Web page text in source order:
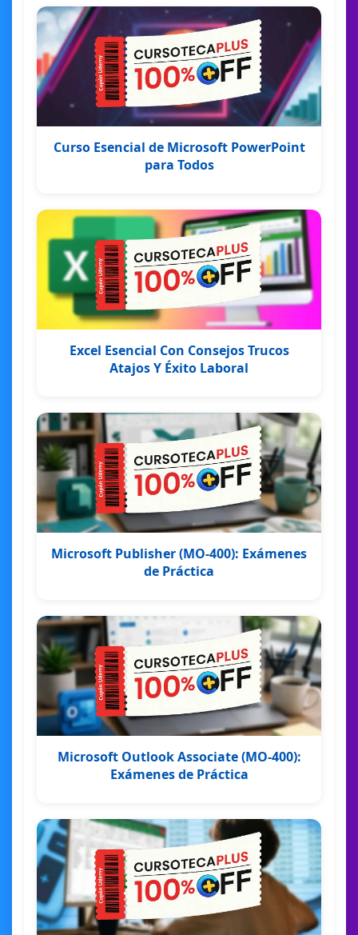
Curso Esencial de Microsoft PowerPoint
para Todos
Excel Esencial Con Consejos Trucos
Atajos Y Éxito Laboral
Microsoft Publisher (MO-400): Exámenes
de Práctica
Microsoft Outlook Associate (MO-400):
Exámenes de Práctica